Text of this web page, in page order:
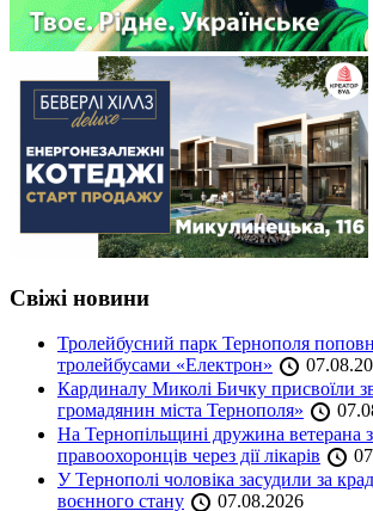
Свіжі новини
Тролейбусний парк Тернополя
тролейбусами «Електрон»
Кардиналу Миколі Бичку присвоїли
громадянин міста Тернополя»
На Тернопільщині дружина ветерана
правоохоронців через дії лікарів
У Тернополі чоловіка засудили за
воєнного стану
07.08.2026